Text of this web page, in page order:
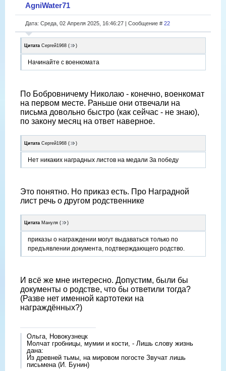
AgniWater71
Дата: Среда, 02 Апреля 2025, 16:46:27 | Сообщение # 22
Цитата Сергей1968 ( )
Начинайте с военкомата
По Бобровничему Николаю - конечно, военкомат
на первом месте. Раньше они отвечали на
письма довольно быстро (как сейчас - не знаю),
по закону месяц на ответ наверное.
Цитата Сергей1968 ( )
Нет никаких наградных листов на медали За победу
Это понятно. Но приказ есть. Про Наградной
лист речь о другом родственнике
Цитата Мануля ( )
приказы о награждении могут выдаваться только по
предъявлении документа, подтверждающего родство.
И всë же мне интересно. Допустим, были бы
документы о родстве, что бы ответили тогда?
(Разве нет именной картотеки на
награждëнных?)
Ольга, Новокузнецк
Молчат гробницы, мумии и кости, - Лишь слову жизнь
дана:
Из древней тьмы, на мировом погосте Звучат лишь
письмена (И. Бунин)